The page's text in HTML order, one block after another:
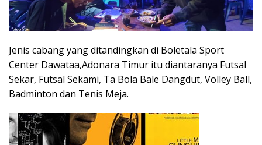
Jenis cabang yang ditandingkan di Boletala Sport
Center Dawataa,Adonara Timur itu diantaranya Futsal
Sekar, Futsal Sekami, Ta Bola Bale Dangdut, Volley Ball,
Badminton dan Tenis Meja.